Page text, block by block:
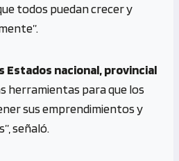
todos puedan crecer y
Estados nacional, provincial
herramientas para que los
sus emprendimientos y
señaló.